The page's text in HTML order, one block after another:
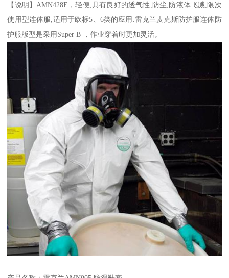
【说明】AMN428E，轻便,具有良好的透气性,防尘,防液体飞溅,限次
使用型连体服,适用于欧标5、6类的应用.雷克兰麦克斯防护服连体防
护服版型是采用Super B ，作业穿着时更加灵活。